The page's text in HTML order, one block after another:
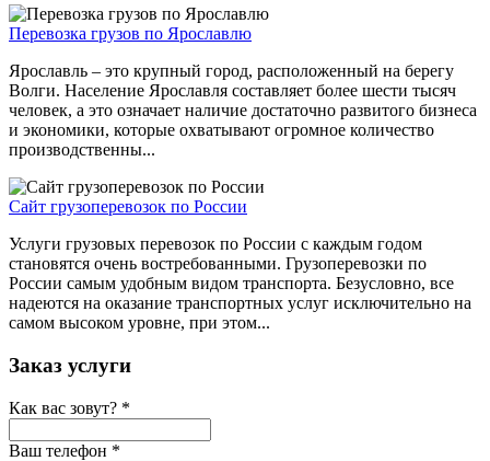
Перевозка грузов по Ярославлю
Ярославль – это крупный город, расположенный на берегу
Волги. Население Ярославля составляет более шести тысяч
человек, а это означает наличие достаточно развитого бизнеса
и экономики, которые охватывают огромное количество
производственны...
Сайт грузоперевозок по России
Услуги грузовых перевозок по России с каждым годом
становятся очень востребованными. Грузоперевозки по
России самым удобным видом транспорта. Безусловно, все
надеются на оказание транспортных услуг исключительно на
самом высоком уровне, при этом...
Заказ услуги
Как вас зовут? *
Ваш телефон *